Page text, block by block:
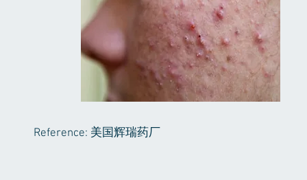
Reference: 美国辉瑞药厂